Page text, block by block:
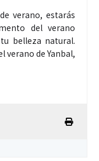
verano, estarás
del verano
belleza natural.
verano de Yanbal,